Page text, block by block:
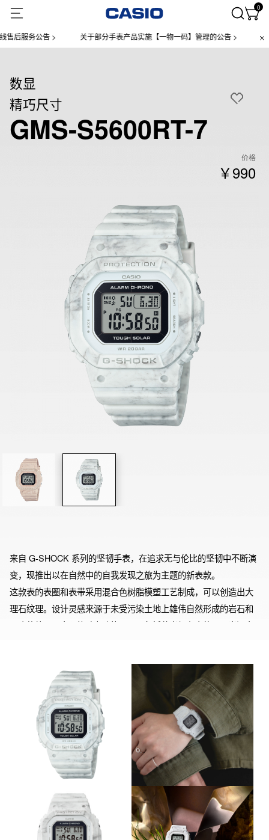
0
务公告 > 关于部分手表产品实施【一物一码】管理的公告 > 微信小
数显
精巧尺寸
GMS-S5600RT-7
价格
￥990
来自 G-SHOCK 系列的坚韧手表，在追求无与伦比的坚韧中不断演
变，现推出以在自然中的自我发现之旅为主题的新表款。
这款表的表圈和表带采用混合色树脂模塑工艺制成，可以创造出大
理石纹理。设计灵感来源于未受污染土地上雄伟自然形成的岩石和
石头的外观。太阳能动力功能可以从包括荧光灯在内的可用光源中
腕部佩戴，而简单的方形设计使它们更容易与各种风格搭配。本表
款的整体主题是疗愈，通过在壮观的自然环境中度过一段愉快时
光，实现从日常生活中抽离，达到心灵和身体的重置。